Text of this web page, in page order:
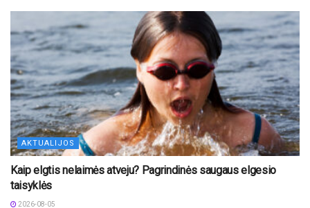
AKTUALIJOS
Kaip elgtis nelaimės atveju? Pagrindinės saugaus elgesio
taisyklės
2026-08-05